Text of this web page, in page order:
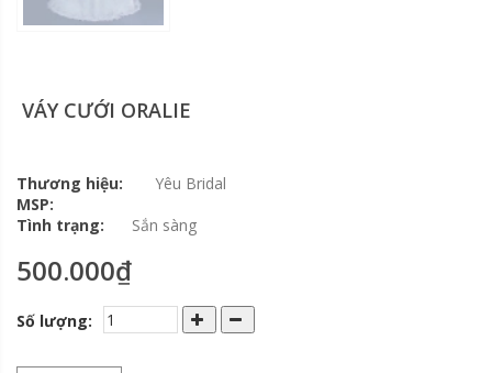
VÁY CƯỚI ORALIE
Thương hiệu:
Yêu Bridal
MSP:
Tình trạng:
Sắn sàng
500.000₫
Số lượng: